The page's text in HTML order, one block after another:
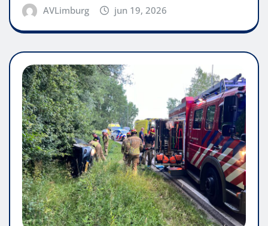
AVLimburg jun 19, 2026